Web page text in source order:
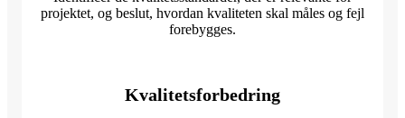
projektet, og beslut, hvordan kvaliteten skal måles og fejl
forebygges.
Kvalitetsforbedring